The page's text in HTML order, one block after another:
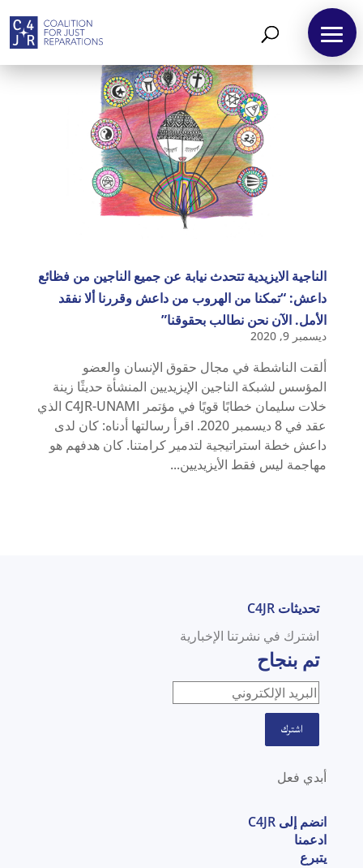
الناجية الايزيدية تتحدث نيابة عن جميع الناجين من فظائع
داعش: “تمكنا من الهروب من داعش وقررنا ألا نفقد
الأمل. الآن نحن نطالب بحقوقنا”
ديسمبر 9, 2020
ألقت الناشطة في مجال حقوق الإنسان والعضو
المؤسس لشبكة الناجين الإيزيديين المنشأة حديثًا زينة
خلات سليمان خطابًا قويًا في مؤتمر C4JR-UNAMI الذي
عقد في 8 ديسمبر 2020. اقرأ رسالتها أدناه: كان لدى
داعش خطة استراتيجية لتدمير كرامتنا. كان هدفهم هو
مهاجمة ليس فقط الأيزيديين...
تحديثات C4JR
اشترك في نشرتنا الإخبارية
تم بنجاح
اشترك
أبدي فعل
انضم إلى C4JR
ادعمنا
يتبرع